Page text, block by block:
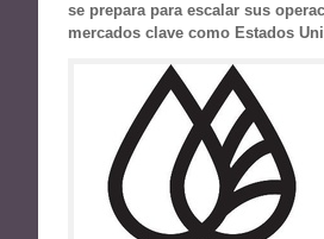
se prepara para escalar sus
mercados clave como Estados